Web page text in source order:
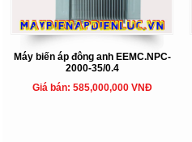
Máy biến áp đông anh EEMC.NPC-
2000-35/0.4
Giá bán: 585,000,000 VNĐ